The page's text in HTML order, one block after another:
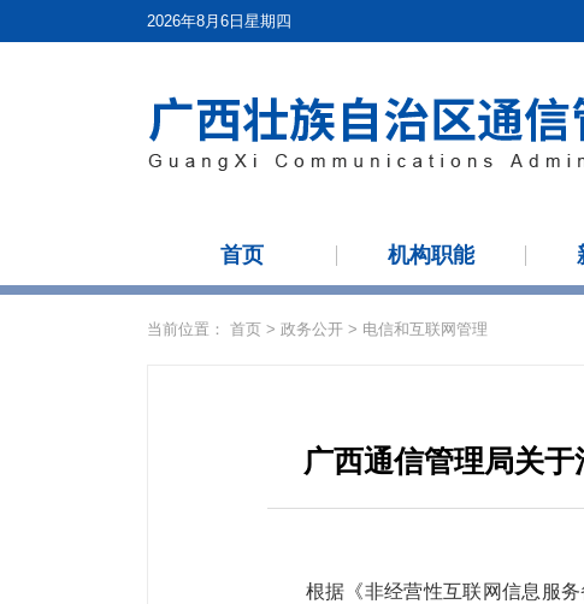
2026年8月6日星期四
首页 机构职能
当前位置： 首页 > 政务公开 > 电信和互联网管理
广西通信管理局关于
根据《非经营性互联网信息服